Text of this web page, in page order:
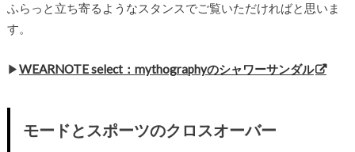
ふらっと立ち寄るようなスタンスでご覧いただければと思いま
す。
▶︎WEARNOTE select：mythographyのシャワーサンダル
モードとスポーツのクロスオーバー